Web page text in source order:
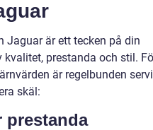
Jaguar är ett tecken på din
kvalitet, prestanda och stil.
är regelbunden
skäl:
prestanda